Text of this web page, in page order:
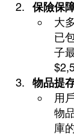
保險保
大
已
子
物品提
用
物
庫